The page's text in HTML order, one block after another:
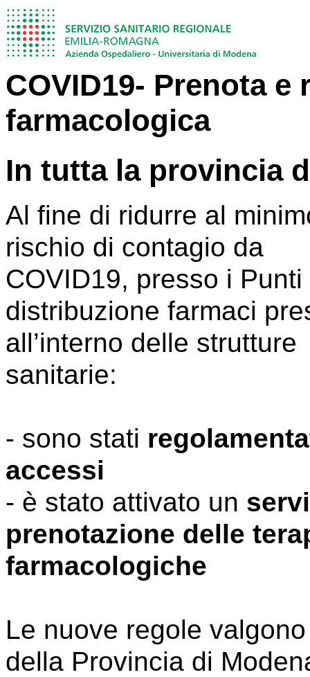
COVID19- Prenota e
farmacologica
In tutta la provincia
Al fine di ridurre al
rischio di contagio da
COVID19, presso i Punti
distribuzione farmaci
all’interno delle strutture
sanitarie:
- sono stati
accessi
- è stato attivato un
prenotazione delle
farmacologiche
Le nuove regole
della Provincia di